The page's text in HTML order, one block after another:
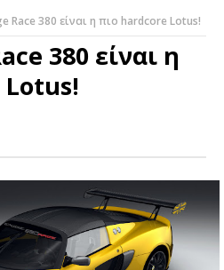
Race 380 είναι η πιο hardcore Lotus!
380 είναι η